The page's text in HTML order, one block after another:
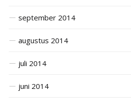
september 2014
augustus 2014
juli 2014
juni 2014